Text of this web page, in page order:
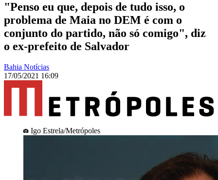
"Penso eu que, depois de tudo isso, o
problema de Maia no DEM é com o
conjunto do partido, não só comigo", diz
o ex-prefeito de Salvador
Bahia Notícias
17/05/2021 16:09
Igo Estrela/Metrópoles